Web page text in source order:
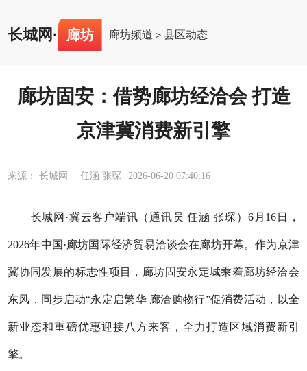
长城网 · 廊坊 廊坊频道 >县区动态
廊坊固安：借势廊坊经洽会 打造
京津冀消费新引擎
来源： 长城网 任涵 张琛 2026-06-20 07:40:16
长城网·冀云客户端讯（通讯员 任涵 张琛）6月16日，
2026年中国·廊坊国际经济贸易洽谈会在廊坊开幕。作为京津
冀协同发展的标志性项目，廊坊固安永定城乘着廊坊经洽会
东风，同步启动“永定启繁华 廊洽购物行”促消费活动，以全
新业态和重磅优惠迎接八方来客，全力打造区域消费新引
擎。